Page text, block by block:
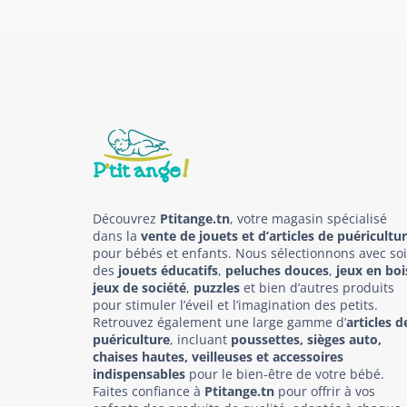
Découvrez Ptitange.tn, votre magasin spécialisé
dans la vente de jouets et d’articles de
pour bébés et enfants. Nous sélectionnons avec
des jouets éducatifs, peluches douces, jeux en
jeux de société, puzzles et bien d’autres produits
pour stimuler l’éveil et l’imagination des petits.
Retrouvez également une large gamme d’articles
puériculture, incluant poussettes, sièges auto,
chaises hautes, veilleuses et accessoires
indispensables pour le bien-être de votre bébé.
Faites confiance à Ptitange.tn pour offrir à vos